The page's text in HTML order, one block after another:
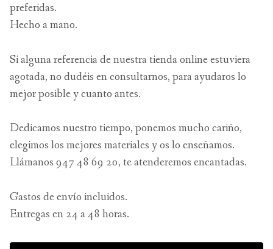
preferidas.
Hecho a mano.
Si alguna referencia de nuestra tienda online estuviera
agotada, no dudéis en consultarnos, para ayudaros lo
mejor posible y cuanto antes.
Dedicamos nuestro tiempo, ponemos mucho cariño,
elegimos los mejores materiales y os lo enseñamos.
Llámanos 947 48 69 20, te atenderemos encantadas.
Gastos de envío incluidos.
Entregas en 24 a 48 horas.